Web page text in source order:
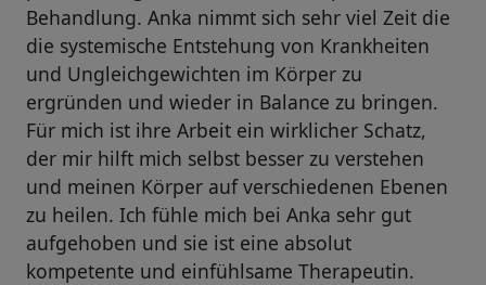
Behandlung. Anka nimmt sich sehr viel Zeit die
die systemische Entstehung von Krankheiten
und Ungleichgewichten im Körper zu
ergründen und wieder in Balance zu bringen.
Für mich ist ihre Arbeit ein wirklicher Schatz,
der mir hilft mich selbst besser zu verstehen
und meinen Körper auf verschiedenen Ebenen
zu heilen. Ich fühle mich bei Anka sehr gut
aufgehoben und sie ist eine absolut
kompetente und einfühlsame Therapeutin.